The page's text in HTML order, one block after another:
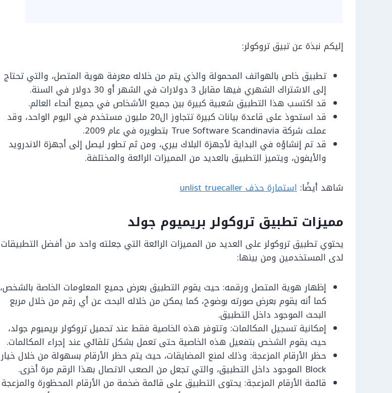
إليكم نبذة عن تبيق تروكولر:
تطبيق خاص بالهواتف المحمولة والذي يتم من خلاله معرفة هوية المتصل، والتي تحتاج
إلى الاشتراك الشهري فيها مقابل 3 دولارات في الشهر أو 30 دولار في السنة.
قد اكتسب هذا التطبيق شعبية كبيرة بين جميع الأشخاص في جميع أنحاء العالم.
قد استحوذ على قاعدة بيانات كبيرة تتجاوز ال20 مليون مستخدم في اليوم الواحد، وقد
عملت شركة True Software Scandinavia بتطويره في عام 2009.
قد تم إنشاؤه في البداية لأجهزة البلاك بيري، ومن ثم تطور ليصل إلى أجهزة الاندرويد
والأيفون، ويتميز التطبيق بالعديد من المميزات الرائعة والمختلفة.
شاهد أيضًا: استمارة حذف unlist truecaller
مميزات تطبيق تروكولر بريميوم جولد
يحتوي تطبيق تروكولر على العديد من المميزات الرائعة التي جعلته واحد من أفضل التطبيقات
لدى المستخدمين ومن بينها:
إظهار هوية المتصل ورقمه: حيث يقوم التطبيق بعرض جميع المعلومات الخاصة بالشخص،
كما أنه يقوم بعرض صورته بوضوح، كما يمكن من خلاله البحث عن أي رقم من خلال مربع
البحث الموجود داخل التطبيق.
إمكانية تسجيل المكالمات: وتتوفر هذه الخاصية فقط عند تحميل تروكولر بريميوم جولد،
حيث يقوم الشخص بتفعيل هذه الخاصية حتى تعمل بشكل تلقائي عند إجراء المكالمات.
حظر الأرقام المزعجة: وذلك لمنع المضايقات، حيث يتم حظر الأرقام بسهولة من خلال خيار
Block الموجود داخل التطبيق، والتي تجعل من الصعب الاتصال بهذا الرقم مرة أخرى.
قائمة الأرقام المزعجة: يحتوى التطبيق على قائمة ضخمة من الأرقام المحظورة والمزعجة